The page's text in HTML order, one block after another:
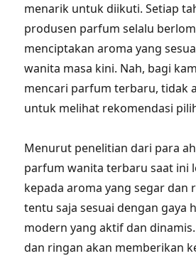
menarik untuk diikuti. Setiap
produsen parfum selalu
menciptakan aroma yang
wanita masa kini. Nah, bagi
mencari parfum terbaru, tidak
untuk melihat rekomendasi
Menurut penelitian dari para
parfum wanita terbaru saat ini
kepada aroma yang segar dan
tentu saja sesuai dengan gaya
modern yang aktif dan
dan ringan akan memberikan